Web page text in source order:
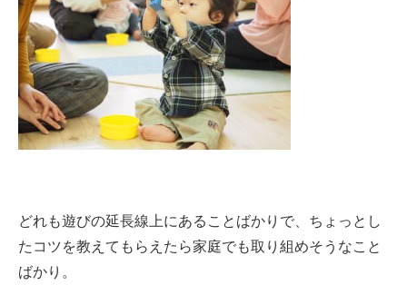
どれも遊びの延長線上にあることばかりで、ちょっとし
たコツを教えてもらえたら家庭でも取り組めそうなこと
ばかり。